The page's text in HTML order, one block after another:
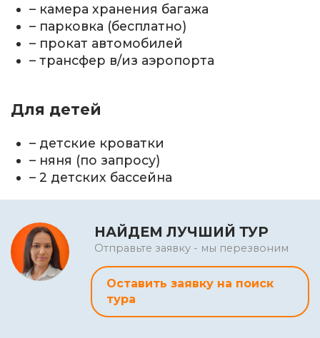
– камера хранения багажа
– парковка (бесплатно)
– прокат автомобилей
– трансфер в/из аэропорта
Для детей
– детские кроватки
– няня (по запросу)
– 2 детских бассейна
НАЙДЕМ ЛУЧШИЙ ТУР
Отправьте заявку - мы перезвоним
Оставить заявку на поиск
тура